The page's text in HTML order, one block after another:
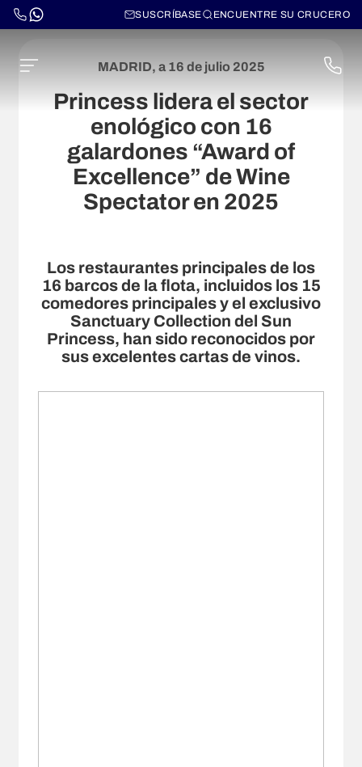
SUSCRÍBASE ENCUENTRE SU CRUCERO
MADRID, a 16 de julio 2025
Princess lidera el sector
enológico con 16
galardones “Award of
Excellence” de Wine
Spectator en 2025
Los restaurantes principales de los
16 barcos de la flota, incluidos los 15
comedores principales y el exclusivo
Sanctuary Collection del Sun
Princess, han sido reconocidos por
sus excelentes cartas de vinos.